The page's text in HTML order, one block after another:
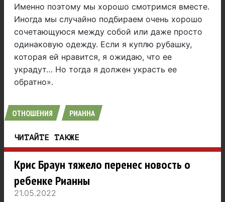
Именно поэтому мы хорошо смотримся вместе.
Иногда мы случайно подбираем очень хорошо
сочетающуюся между собой или даже просто
одинаковую одежду. Если я куплю рубашку,
которая ей нравится, я ожидаю, что ее
украдут… Но тогда я должен украсть ее
обратно».
ОТНОШЕНИЯ РИАННА
ЧИТАЙТЕ ТАКЖЕ
Крис Браун тяжело перенес новость о
ребенке Рианны
21.05.2022